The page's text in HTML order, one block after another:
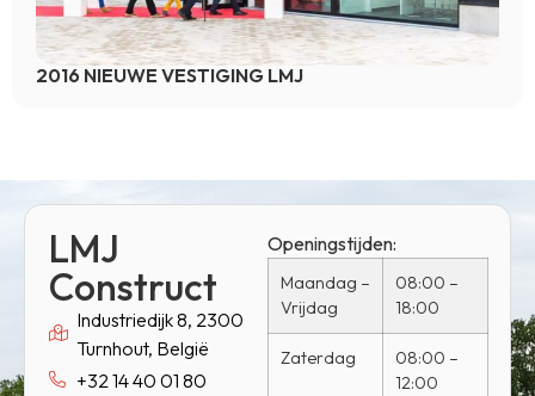
2016 NIEUWE VESTIGING LMJ
LMJ
Construct
Industriedijk 8, 2300
Turnhout, België
+32 14 40 01 80
Openingstijden:
Maandag –
Vrijdag
08:00 –
18:00
Zaterdag
08:00 –
12:00